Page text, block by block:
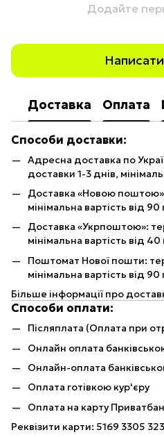
Додайте
Доставка Оплата
Способи доставки:
Адресна доставка по
доставки 1-3 днів,
Доставка «Новою
мінімальна вартість від 90
Доставка «Укрпоштою»:
мінімальна вартість від
Поштомат Нової пошти:
мінімальна вартість від 90
Більше інформації про
Способи оплати:
Післяплата (Оплата при
Онлайн оплата
Онлайн-оплата
Оплата готівкою кур'єру
Оплата на карту
Реквізити карти: 5169 3305